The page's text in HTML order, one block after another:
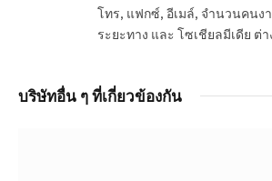
โทร, แฟกซ์, อีเมล์, จำนวนคนง
ระยะทาง และ โซเชียลมีเดีย ต่า
บริษัทอื่น ๆ ที่เกี่ยวข้องกัน